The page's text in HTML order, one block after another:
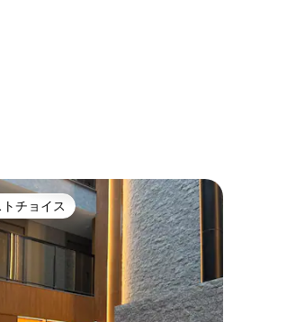
トチョイス
チョイス